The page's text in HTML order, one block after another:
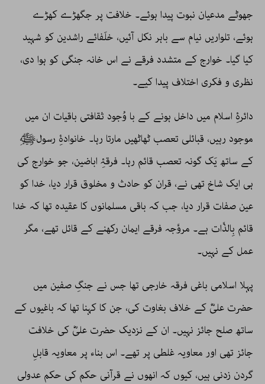
جھوٹے مدعیان نبوت پیدا ہوئے۔ خلافت پر جگھڑے کھڑے
ہوئے، تلواریں نیام سے باہر نکل آئیں، خلَفائے راشدین کو شہید
کیا گیا۔ خوارج کے متشدد فرقے نے اس خانہ جنگی کو ہوا دی،
نظری و فکری اختلاف پیدا کیے۔
دائرۂِ اسلام میں داخل ہونے کے با وُجود ثقافتی باقیات ان میں
موجود رہیں، قبائلی تعصب ٹھاٹھیں مارتا رہا۔ خانوادۂِ رسولﷺ
کے ساتھ یَک گونہ تعصب قائم رہا۔ فرقۂِ اباضین، جو خوارج کی
ہی ایک شاخ تھی نے، قران کو حادث و مخلوق قرار دیا، خدا کو
عین صفات قرار دیا، جب کہ باقی مسلمانوں کا عقیدہ تھا کہ خدا
قائم بِالذَّات ہے۔ مروَّجہ فرقے ایمان رکھنے کے قائل تھے، مگر
عمل کے نہیں۔
پہلا اسلامی باغی فرقہ خارجی تھا جس نے جنگِ صفین میں
حضرت علیؓ کے خلاف بغاوت کی، جن کا کہنا تھا کہ باغیوں کے
ساتھ صلح جائز نہیں۔ ان کے نزدیک حضرت علیؓ کی خلافت
جائز تھی اور معاویہ غلطی پر تھے۔ اس بناء پر معاویہ قابلِ
گردن زدنی ہیں، کیوں کہ انھوں نے قرآنی حکم کی حکم عدولی